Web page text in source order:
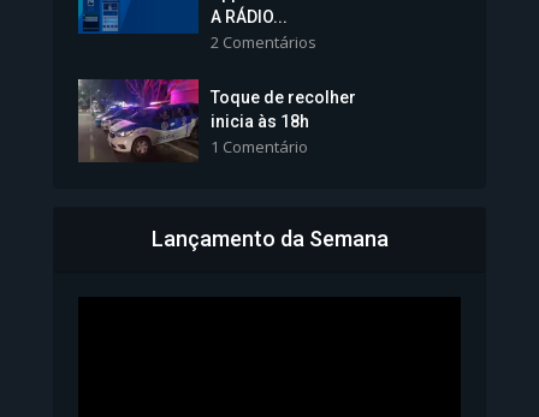
tomará posse nesta...
1.101 Modos de exibição
Bahia inicia emissão da
A RÁDIO...
2 Comentários
Toque de recolher
inicia às 18h
1 Comentário
Lançamento da Semana